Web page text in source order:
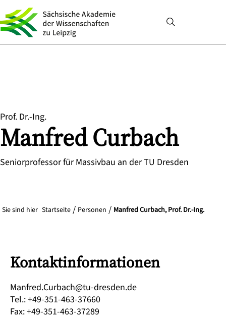
Prof. Dr.-Ing.
ManfredCurbach
Seniorprofessor für Massivbau an der TU Dresden
Sie sind hier Startseite Personen Manfred Curbach, Prof. Dr.-Ing.
Kontaktinformationen
ed.nedserd-ut@hcabruC.derfnaM
Tel.:+49-351-463-37660
Fax:+49-351-463-37289